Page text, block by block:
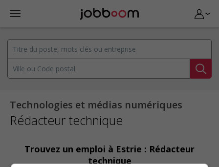
Technologies et médias numériques
Rédacteur technique
Trouvez un emploi à Estrie : Rédacteur
technique